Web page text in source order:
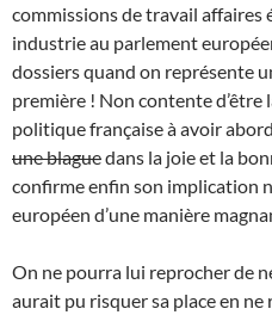
commissions de travail affaires
industrie au parlement
dossiers quand on représente
première ! Non contente
politique française à avoir
une blaguedans la joie et la
confirme enfin son implication
européen d’une manière
On ne pourra lui reprocher de
aurait pu risquer sa place en ne